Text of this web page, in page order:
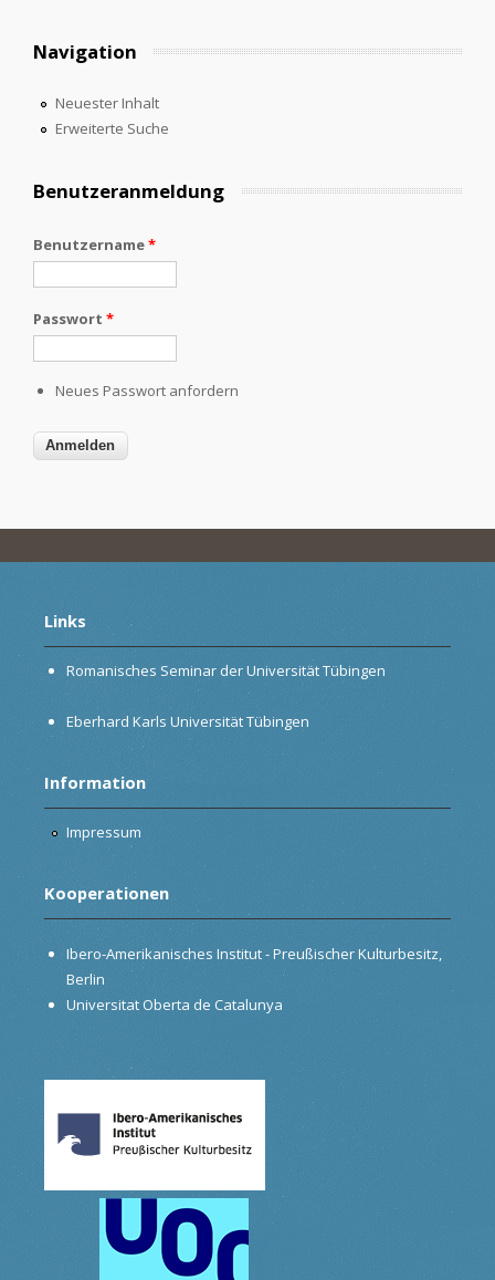
Navigation
Neuester Inhalt
Erweiterte Suche
Benutzeranmeldung
Benutzername*
Passwort *
Neues Passwort anfordern
Links
Romanisches Seminar der Universität Tübingen
Eberhard Karls Universität Tübingen
Information
Impressum
Kooperationen
Ibero-Amerikanisches Institut - Preußischer Kulturbesitz,
Berlin
Universitat Oberta de Catalunya